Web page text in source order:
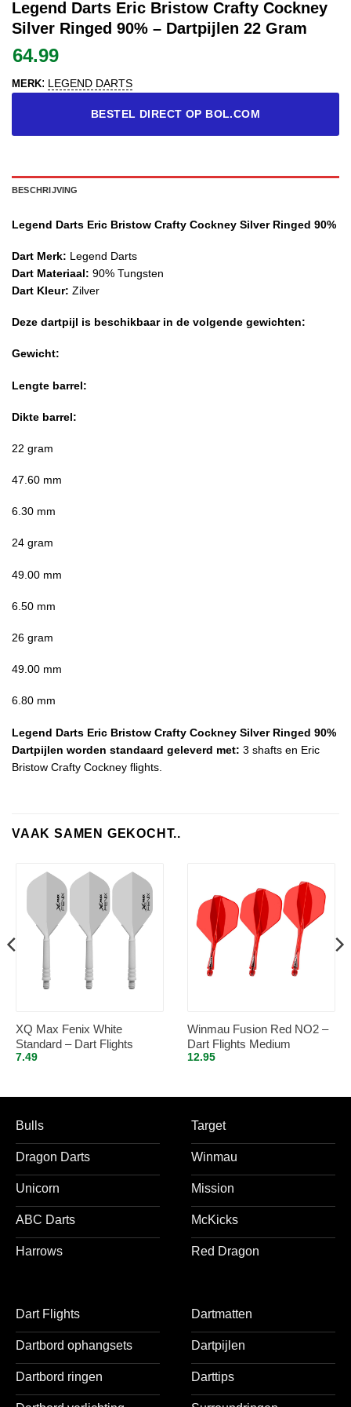
Legend Darts Eric Bristow Crafty Cockney
Silver Ringed 90% – Dartpijlen 22 Gram
64.99
MERK: LEGEND DARTS
BESTEL DIRECT OP BOL.COM
BESCHRIJVING
Legend Darts Eric Bristow Crafty Cockney Silver Ringed 90%
Dart Merk: Legend Darts
Dart Materiaal: 90% Tungsten
Dart Kleur: Zilver
Deze dartpijl is beschikbaar in de volgende gewichten:
Gewicht:
Lengte barrel:
Dikte barrel:
22 gram
47.60 mm
6.30 mm
24 gram
49.00 mm
6.50 mm
26 gram
49.00 mm
6.80 mm
Legend Darts Eric Bristow Crafty Cockney Silver Ringed 90%
Dartpijlen worden standaard geleverd met: 3 shafts en Eric
Bristow Crafty Cockney flights.
VAAK SAMEN GEKOCHT..
XQ Max Fenix White
Standard – Dart Flights
Inbetween
7.49
Winmau Fusion Red NO2 –
Dart Flights Medium
12.95
Bulls
Dragon Darts
Unicorn
ABC Darts
Harrows
Target
Winmau
Mission
McKicks
Red Dragon
Dart Flights
Dartbord ophangsets
Dartbord ringen
Dartmatten
Dartpijlen
Darttips